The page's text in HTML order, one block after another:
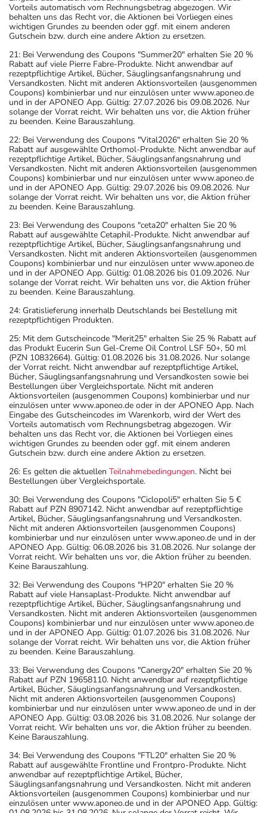
Vorteils automatisch vom Rechnungsbetrag abgezogen. Wir
behalten uns das Recht vor, die Aktionen bei Vorliegen eines
wichtigen Grundes zu beenden oder ggf. mit einem anderen
Gutschein bzw. durch eine andere Aktion zu ersetzen.
21: Bei Verwendung des Coupons "Summer20" erhalten Sie 20 %
Rabatt auf viele Pierre Fabre-Produkte. Nicht anwendbar auf
rezeptpflichtige Artikel, Bücher, Säuglingsanfangsnahrung und
Versandkosten. Nicht mit anderen Aktionsvorteilen (ausgenommen
Coupons) kombinierbar und nur einzulösen unter www.aponeo.de
und in der APONEO App. Gültig: 27.07.2026 bis 09.08.2026. Nur
solange der Vorrat reicht. Wir behalten uns vor, die Aktion früher
zu beenden. Keine Barauszahlung.
22: Bei Verwendung des Coupons "Vital2026" erhalten Sie 20 %
Rabatt auf ausgewählte Orthomol-Produkte. Nicht anwendbar auf
rezeptpflichtige Artikel, Bücher, Säuglingsanfangsnahrung und
Versandkosten. Nicht mit anderen Aktionsvorteilen (ausgenommen
Coupons) kombinierbar und nur einzulösen unter www.aponeo.de
und in der APONEO App. Gültig: 29.07.2026 bis 09.08.2026. Nur
solange der Vorrat reicht. Wir behalten uns vor, die Aktion früher
zu beenden. Keine Barauszahlung.
23: Bei Verwendung des Coupons "ceta20" erhalten Sie 20 %
Rabatt auf ausgewählte Cetaphil-Produkte. Nicht anwendbar auf
rezeptpflichtige Artikel, Bücher, Säuglingsanfangsnahrung und
Versandkosten. Nicht mit anderen Aktionsvorteilen (ausgenommen
Coupons) kombinierbar und nur einzulösen unter www.aponeo.de
und in der APONEO App. Gültig: 01.08.2026 bis 01.09.2026. Nur
solange der Vorrat reicht. Wir behalten uns vor, die Aktion früher
zu beenden. Keine Barauszahlung.
24: Gratislieferung innerhalb Deutschlands bei Bestellung mit
rezeptpflichtigen Produkten.
25: Mit dem Gutscheincode "Merit25" erhalten Sie 25 % Rabatt auf
das Produkt Eucerin Sun Gel-Creme Oil Control LSF 50+, 50 ml
(PZN 10832664). Gültig: 01.08.2026 bis 31.08.2026. Nur solange
der Vorrat reicht. Nicht anwendbar auf rezeptpflichtige Artikel,
Bücher, Säuglingsanfangsnahrung und Versandkosten sowie bei
Bestellungen über Vergleichsportale. Nicht mit anderen
Aktionsvorteilen (ausgenommen Coupons) kombinierbar und nur
einzulösen unter www.aponeo.de oder in der APONEO App. Nach
Eingabe des Gutscheincodes im Warenkorb, wird der Wert des
Vorteils automatisch vom Rechnungsbetrag abgezogen. Wir
behalten uns das Recht vor, die Aktionen bei Vorliegen eines
wichtigen Grundes zu beenden oder ggf. mit einem anderen
Gutschein bzw. durch eine andere Aktion zu ersetzen.
26: Es gelten die aktuellen Teilnahmebedingungen. Nicht bei
Bestellungen über Vergleichsportale.
30: Bei Verwendung des Coupons "Ciclopoli5" erhalten Sie 5 €
Rabatt auf PZN 8907142. Nicht anwendbar auf rezeptpflichtige
Artikel, Bücher, Säuglingsanfangsnahrung und Versandkosten.
Nicht mit anderen Aktionsvorteilen (ausgenommen Coupons)
kombinierbar und nur einzulösen unter www.aponeo.de und in der
APONEO App. Gültig: 06.08.2026 bis 31.08.2026. Nur solange der
Vorrat reicht. Wir behalten uns vor, die Aktion früher zu beenden.
Keine Barauszahlung.
32: Bei Verwendung des Coupons "HP20" erhalten Sie 20 %
Rabatt auf viele Hansaplast-Produkte. Nicht anwendbar auf
rezeptpflichtige Artikel, Bücher, Säuglingsanfangsnahrung und
Versandkosten. Nicht mit anderen Aktionsvorteilen (ausgenommen
Coupons) kombinierbar und nur einzulösen unter www.aponeo.de
und in der APONEO App. Gültig: 01.07.2026 bis 31.08.2026. Nur
solange der Vorrat reicht. Wir behalten uns vor, die Aktion früher
zu beenden. Keine Barauszahlung.
33: Bei Verwendung des Coupons "Canergy20" erhalten Sie 20 %
Rabatt auf PZN 19658110. Nicht anwendbar auf rezeptpflichtige
Artikel, Bücher, Säuglingsanfangsnahrung und Versandkosten.
Nicht mit anderen Aktionsvorteilen (ausgenommen Coupons)
kombinierbar und nur einzulösen unter www.aponeo.de und in der
APONEO App. Gültig: 03.08.2026 bis 31.08.2026. Nur solange der
Vorrat reicht. Wir behalten uns vor, die Aktion früher zu beenden.
Keine Barauszahlung.
34: Bei Verwendung des Coupons "FTL20" erhalten Sie 20 %
Rabatt auf ausgewählte Frontline und Frontpro-Produkte. Nicht
anwendbar auf rezeptpflichtige Artikel, Bücher,
Säuglingsanfangsnahrung und Versandkosten. Nicht mit anderen
Aktionsvorteilen (ausgenommen Coupons) kombinierbar und nur
einzulösen unter www.aponeo.de und in der APONEO App. Gültig: